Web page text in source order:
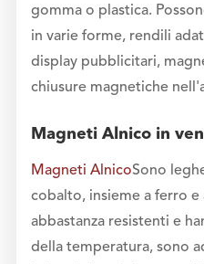
gomma o plastica.
in varie forme, rendili
display pubblicitari,
chiusure magnetiche
Magneti Alnico in
Magneti AlnicoSono
cobalto, insieme a ferro
abbastanza resistenti e
della temperatura, sono